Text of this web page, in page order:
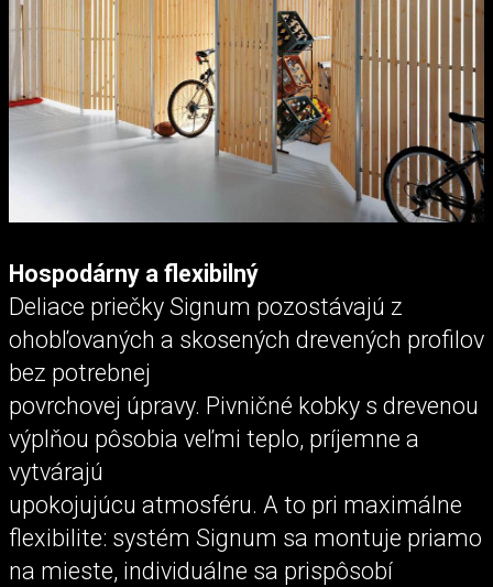
Hospodárny a flexibilný
Deliace priečky Signum pozostávajú z
ohobľovaných a skosených drevených profilov
bez potrebnej
povrchovej úpravy. Pivničné kobky s drevenou
výplňou pôsobia veľmi teplo, príjemne a
vytvárajú
upokojujúcu atmosféru. A to pri maximálne
flexibilite: systém Signum sa montuje priamo
na mieste, individuálne sa prispôsobí